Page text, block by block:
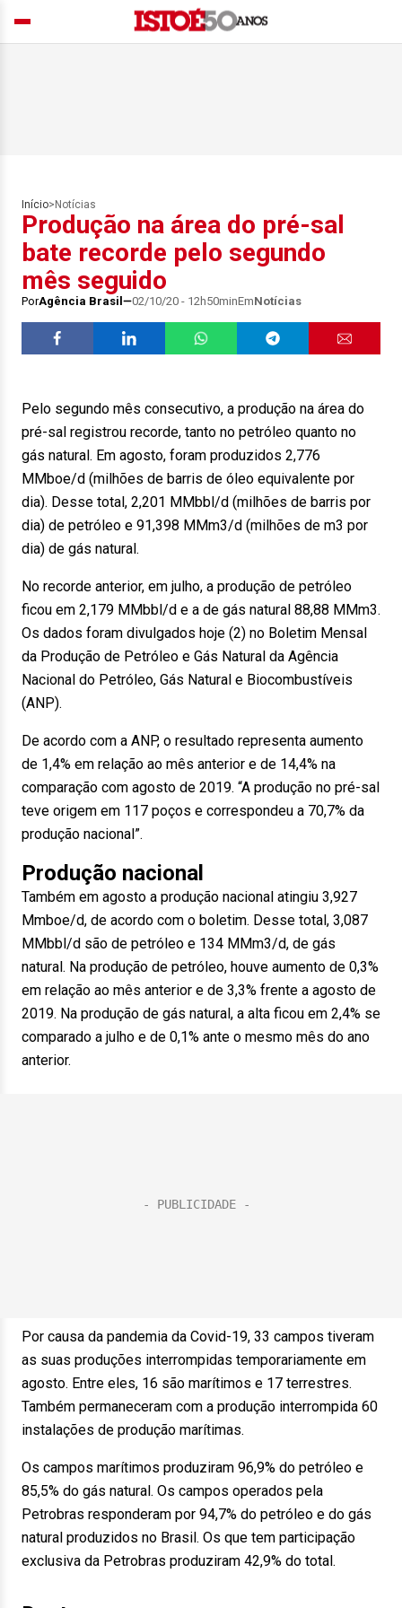
Início> Notícias
Produção na área do pré-sal
bate recorde pelo segundo
mês seguido
PorAgência Brasil 02/10/20 - 12h50minEmNotícias
Pelo segundo mês consecutivo, a produção na área do
pré-sal registrou recorde, tanto no petróleo quanto no
gás natural. Em agosto, foram produzidos 2,776
MMboe/d (milhões de barris de óleo equivalente por
dia). Desse total, 2,201 MMbbl/d (milhões de barris por
dia) de petróleo e 91,398 MMm3/d (milhões de m3 por
dia) de gás natural.
No recorde anterior, em julho, a produção de petróleo
ficou em 2,179 MMbbl/d e a de gás natural 88,88 MMm3.
Os dados foram divulgados hoje (2) no Boletim Mensal
da Produção de Petróleo e Gás Natural da Agência
Nacional do Petróleo, Gás Natural e Biocombustíveis
(ANP).
De acordo com a ANP, o resultado representa aumento
de 1,4% em relação ao mês anterior e de 14,4% na
comparação com agosto de 2019. “A produção no pré-sal
teve origem em 117 poços e correspondeu a 70,7% da
produção nacional”.
Produção nacional
Também em agosto a produção nacional atingiu 3,927
Mmboe/d, de acordo com o boletim. Desse total, 3,087
MMbbl/d são de petróleo e 134 MMm3/d, de gás
natural. Na produção de petróleo, houve aumento de 0,3%
em relação ao mês anterior e de 3,3% frente a agosto de
2019. Na produção de gás natural, a alta ficou em 2,4% se
comparado a julho e de 0,1% ante o mesmo mês do ano
anterior.
Por causa da pandemia da Covid-19, 33 campos tiveram
as suas produções interrompidas temporariamente em
agosto. Entre eles, 16 são marítimos e 17 terrestres.
Também permaneceram com a produção interrompida 60
instalações de produção marítimas.
Os campos marítimos produziram 96,9% do petróleo e
85,5% do gás natural. Os campos operados pela
Petrobras responderam por 94,7% do petróleo e do gás
natural produzidos no Brasil. Os que tem participação
exclusiva da Petrobras produziram 42,9% do total.